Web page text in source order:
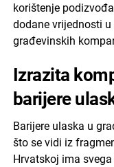
korištenje
dodane vrijednosti
građevinskih
Izrazita
barijere
Barijere ulaska u
što se vidi iz
Hrvatskoj ima